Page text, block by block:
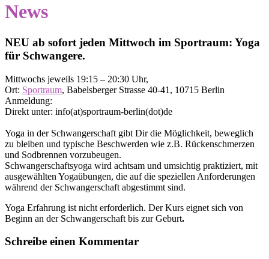
News
NEU ab sofort jeden Mittwoch im Sportraum: Yoga
für Schwangere.
Mittwochs jeweils 19:15 – 20:30 Uhr,
Ort: Sportraum, Babelsberger Strasse 40-41, 10715 Berlin
Anmeldung:
Direkt unter: info(at)sportraum-berlin(dot)de
Yoga in der Schwangerschaft gibt Dir die Möglichkeit, beweglich
zu bleiben und typische Beschwerden wie z.B. Rückenschmerzen
und Sodbrennen vorzubeugen.
Schwangerschaftsyoga wird achtsam und umsichtig praktiziert, mit
ausgewählten Yogaübungen, die auf die speziellen Anforderungen
während der Schwangerschaft abgestimmt sind.
Yoga Erfahrung ist nicht erforderlich. Der Kurs eignet sich von
Beginn an der Schwangerschaft bis zur Geburt.
Schreibe einen Kommentar